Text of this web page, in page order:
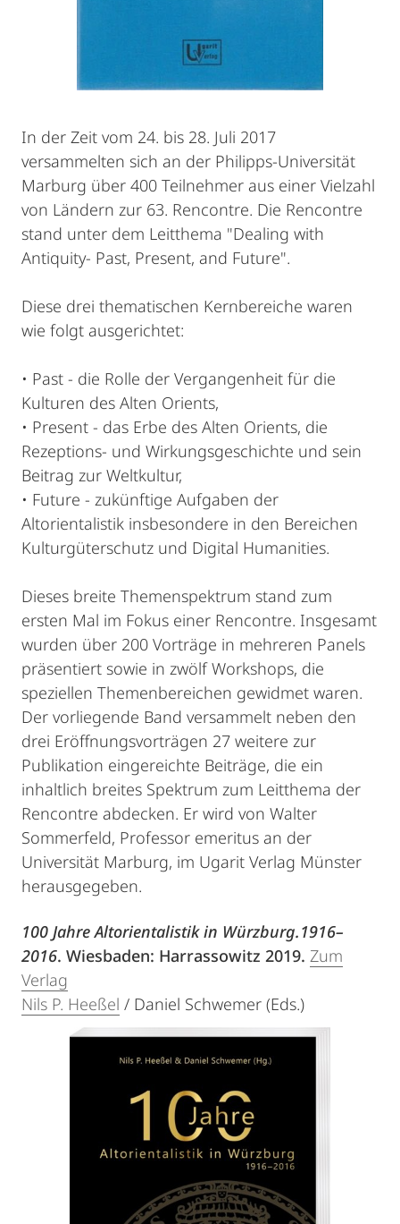
In der Zeit vom 24. bis 28. Juli 2017
versammelten sich an der Philipps-Universität
Marburg über 400 Teilnehmer aus einer Vielzahl
von Ländern zur 63. Rencontre. Die Rencontre
stand unter dem Leitthema "Dealing with
Antiquity- Past, Present, and Future".
Diese drei thematischen Kernbereiche waren
wie folgt ausgerichtet:
• Past - die Rolle der Vergangenheit für die
Kulturen des Alten Orients,
• Present - das Erbe des Alten Orients, die
Rezeptions- und Wirkungsgeschichte und sein
Beitrag zur Weltkultur,
• Future - zukünftige Aufgaben der
Altorientalistik insbesondere in den Bereichen
Kulturgüterschutz und Digital Humanities.
Dieses breite Themenspektrum stand zum
ersten Mal im Fokus einer Rencontre. Insgesamt
wurden über 200 Vorträge in mehreren Panels
präsentiert sowie in zwölf Workshops, die
speziellen Themenbereichen gewidmet waren.
Der vorliegende Band versammelt neben den
drei Eröffnungsvorträgen 27 weitere zur
Publikation eingereichte Beiträge, die ein
inhaltlich breites Spektrum zum Leitthema der
Rencontre abdecken. Er wird von Walter
Sommerfeld, Professor emeritus an der
Universität Marburg, im Ugarit Verlag Münster
herausgegeben.
100 Jahre Altorientalistik in Würzburg.1916–
2016. Wiesbaden: Harrassowitz 2019. Zum
Verlag
Nils P. Heeßel / Daniel Schwemer (Eds.)